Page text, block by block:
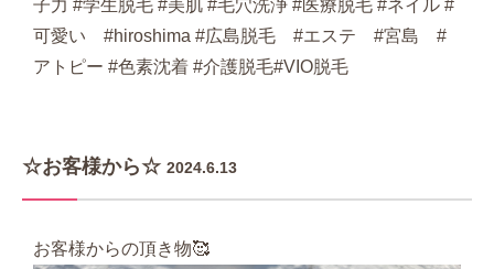
子力 #学生脱毛 #美肌 #毛穴洗浄 #医療脱毛 #ネイル #
可愛い #hiroshima #広島脱毛 #エステ #宮島 #
アトピー #色素沈着 #介護脱毛#VIO脱毛
☆お客様から☆ 2024.6.13
お客様からの頂き物🥰